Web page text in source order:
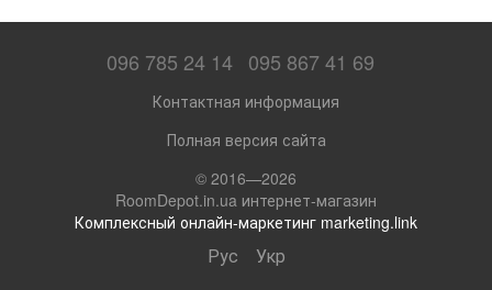
096 785 24 14 095 867 41 69
Контактная информация
Полная версия сайта
© 2016—2026
RoomDepot.in.ua интернет-магазин
Комплексный онлайн-маркетинг marketing.link
Рус Укр